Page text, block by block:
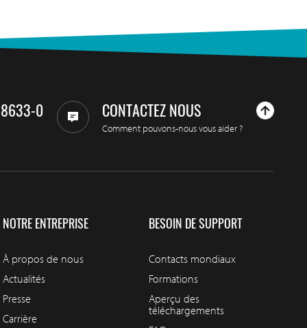
0 CONTACTEZ NOUS
Comment pouvons-nous vous aider ?
NOTRE ENTREPRISE
À propos de nous
Actualités
Presse
Carrière
BESOIN DE SUPPORT
Contacts mondiaux
Formations
Aperçu des
téléchargements